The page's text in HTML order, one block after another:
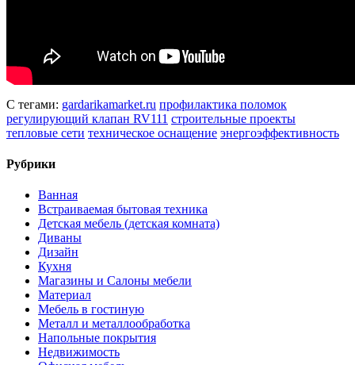
С тегами: gardarikamarket.ru профилактика поломок
регулирующий клапан RV111 строительные проекты
тепловые сети техническое оснащение энергоэффективность
Рубрики
Ванная
Встраиваемая бытовая техника
Детская мебель (детская комната)
Диваны
Дизайн
Кухня
Магазины и Салоны мебели
Материал
Мебель в гостиную
Металл и металлообработка
Напольные покрытия
Недвижимость